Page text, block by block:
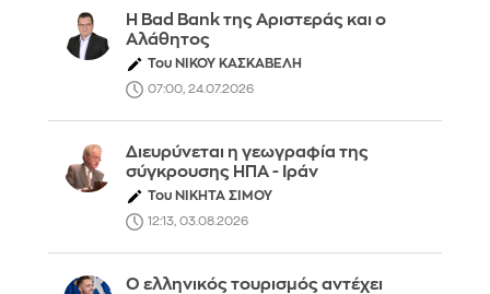
Η Bad Bank της Αριστεράς και ο
Αλάθητος
Του ΝΙΚΟΥ ΚΑΣΚΑΒΕΛΗ
07:00, 24.07.2026
Διευρύνεται η γεωγραφία της
σύγκρουσης ΗΠΑ - Ιράν
Του ΝΙΚΗΤΑ ΣΙΜΟΥ
12:13, 03.08.2026
Ο ελληνικός τουρισμός αντέχει